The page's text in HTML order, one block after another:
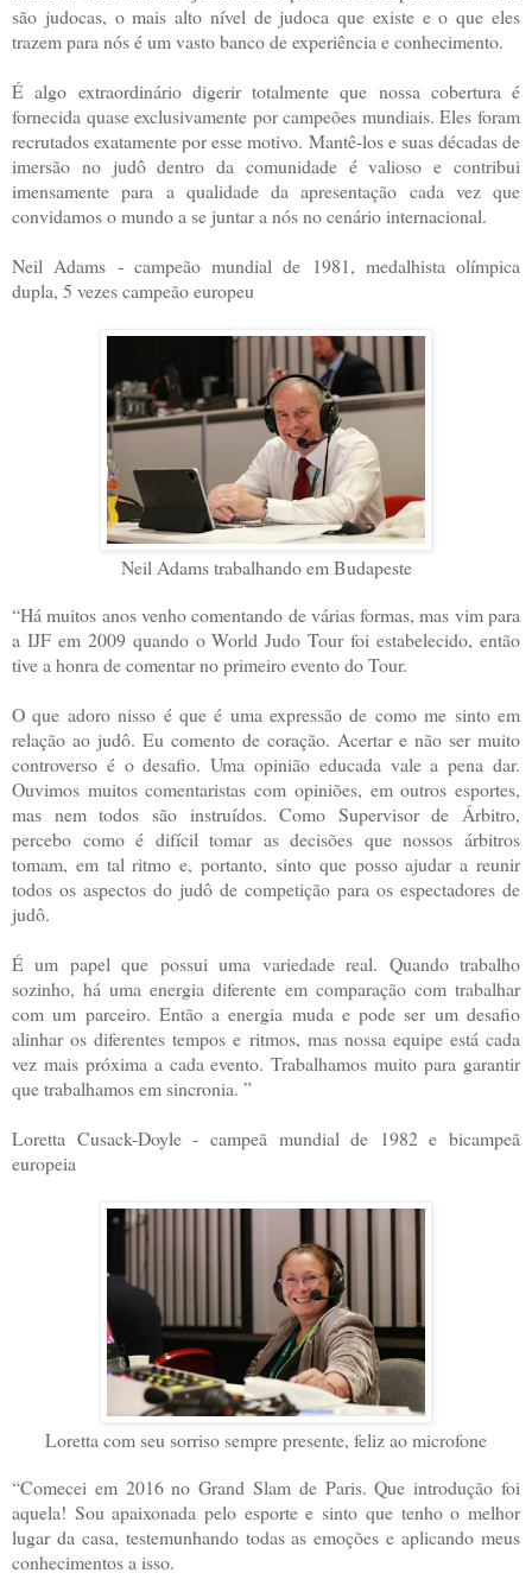
são judocas, o mais alto nível de judoca que existe e o que eles
trazem para nós é um vasto banco de experiência e conhecimento.
É algo extraordinário digerir totalmente que nossa cobertura é
fornecida quase exclusivamente por campeões mundiais. Eles foram
recrutados exatamente por esse motivo. Mantê-los e suas décadas de
imersão no judô dentro da comunidade é valioso e contribui
imensamente para a qualidade da apresentação cada vez que
convidamos o mundo a se juntar a nós no cenário internacional.
Neil Adams - campeão mundial de 1981, medalhista olímpica
dupla, 5 vezes campeão europeu
Neil Adams trabalhando em Budapeste
“Há muitos anos venho comentando de várias formas, mas vim para
a IJF em 2009 quando o World Judo Tour foi estabelecido, então
tive a honra de comentar no primeiro evento do Tour.
O que adoro nisso é que é uma expressão de como me sinto em
relação ao judô. Eu comento de coração. Acertar e não ser muito
controverso é o desafio. Uma opinião educada vale a pena dar.
Ouvimos muitos comentaristas com opiniões, em outros esportes,
mas nem todos são instruídos. Como Supervisor de Árbitro,
percebo como é difícil tomar as decisões que nossos árbitros
tomam, em tal ritmo e, portanto, sinto que posso ajudar a reunir
todos os aspectos do judô de competição para os espectadores de
judô.
É um papel que possui uma variedade real. Quando trabalho
sozinho, há uma energia diferente em comparação com trabalhar
com um parceiro. Então a energia muda e pode ser um desafio
alinhar os diferentes tempos e ritmos, mas nossa equipe está cada
vez mais próxima a cada evento. Trabalhamos muito para garantir
que trabalhamos em sincronia. ”
Loretta Cusack-Doyle - campeã mundial de 1982 e bicampeã
europeia
Loretta com seu sorriso sempre presente, feliz ao microfone
“Comecei em 2016 no Grand Slam de Paris. Que introdução foi
aquela! Sou apaixonada pelo esporte e sinto que tenho o melhor
lugar da casa, testemunhando todas as emoções e aplicando meus
conhecimentos a isso.